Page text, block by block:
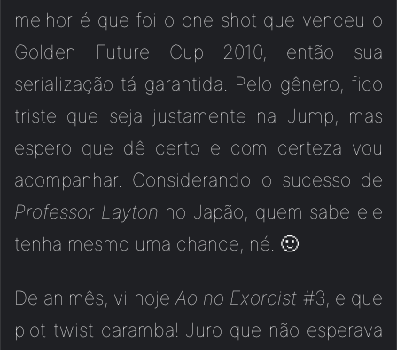
melhor é que foi o one shot que venceu o
Golden Future Cup 2010, então sua
serialização tá garantida. Pelo gênero, fico
triste que seja justamente na Jump, mas
espero que dê certo e com certeza vou
acompanhar. Considerando o sucesso de
Professor Layton no Japão, quem sabe ele
tenha mesmo uma chance, né. 🙂
De animês, vi hoje Ao no Exorcist #3, e que
plot twist caramba! Juro que não esperava